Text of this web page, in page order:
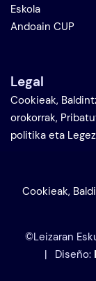
Eskola
Andoain CUP
Legal
Cookieak,
orokorrak,
politika eta
Cookieak,
©Leizaran
| Diseño: